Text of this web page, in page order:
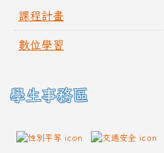
課程計畫
數位學習
學生事務區